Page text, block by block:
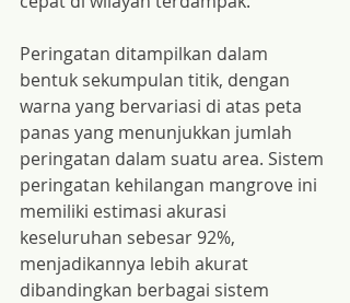
Peringatan ditampilkan dalam
bentuk sekumpulan titik, dengan
warna yang bervariasi di atas peta
panas yang menunjukkan jumlah
peringatan dalam suatu area. Sistem
peringatan kehilangan mangrove ini
memiliki estimasi akurasi
keseluruhan sebesar 92%,
menjadikannya lebih akurat
dibandingkan berbagai sistem